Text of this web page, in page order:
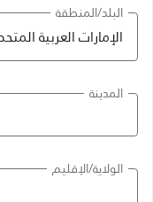
البلد/المنطقة
المدينة
الولاية/الإقليم